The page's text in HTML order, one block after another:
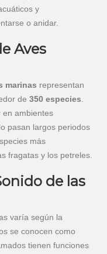
y
o anidar.
Aves
marinas representan
de 350 especies
en ambientes
pasan largos periodos
más
fragatas y los petreles.
de las
varía según la
se conocen como
tienen funciones